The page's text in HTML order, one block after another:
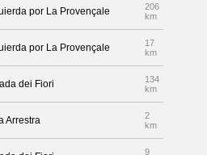
por La Provençale
206
km
por La Provençale
17
km
dei Fiori
134
km
Arrestra
2
km
9